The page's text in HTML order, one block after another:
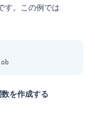
す。この例では
を作成する